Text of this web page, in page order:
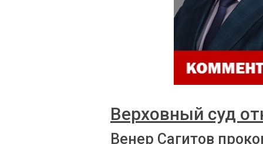
Верховный суд
Венер Сагитов